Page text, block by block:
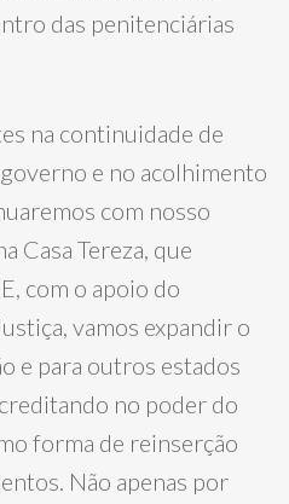
das penitenciárias
na continuidade de
e no acolhimento
com nosso
Casa Tereza, que
com o apoio do
vamos expandir o
e para outros estados
no poder do
forma de reinserção
Não apenas por